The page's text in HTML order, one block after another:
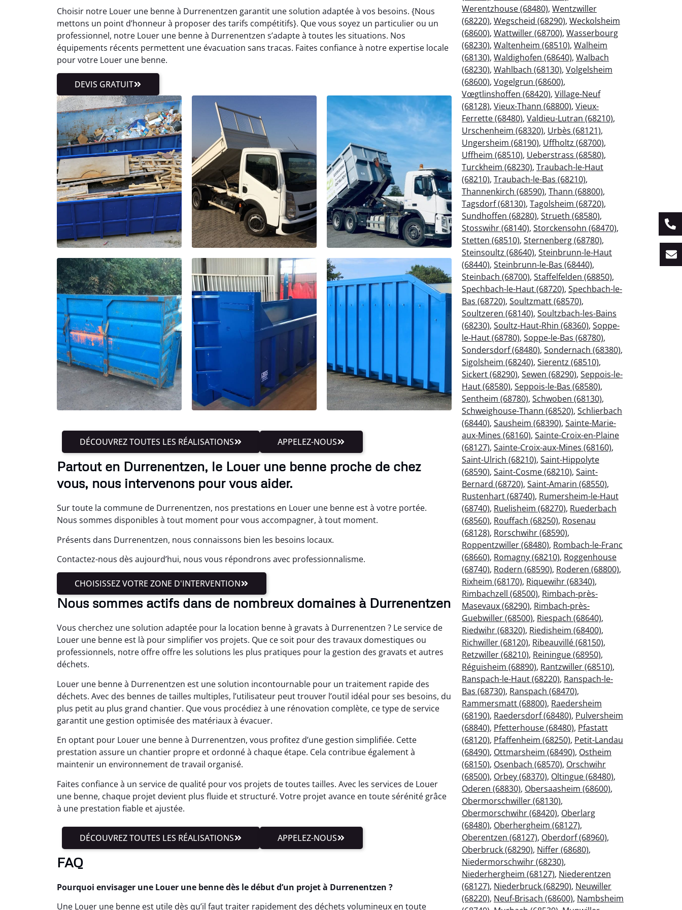
Choisir notre Louer une benne à Durrenentzen garantit une solution adaptée à vos besoins. {Nous
mettons un point d’honneur à proposer des tarifs compétitifs}. Que vous soyez un particulier ou un
professionnel, notre Louer une benne à Durrenentzen s’adapte à toutes les situations. Nos
équipements récents permettent une évacuation sans tracas. Faites confiance à notre expertise locale
pour votre Louer une benne.
DEVIS GRATUIT
DÉCOUVREZ TOUTES LES RÉALISATIONS APPELEZ-NOUS
Partout en Durrenentzen, le Louer une benne proche de chez
vous, nous intervenons pour vous aider.
Sur toute la commune de Durrenentzen, nos prestations en Louer une benne est à votre portée.
Nous sommes disponibles à tout moment pour vous accompagner, à tout moment.
Présents dans Durrenentzen, nous connaissons bien les besoins locaux.
Contactez-nous dès aujourd’hui, nous vous répondrons avec professionnalisme.
CHOISISSEZ VOTRE ZONE D'INTERVENTION
Nous sommes actifs dans de nombreux domaines à Durrenentzen
Vous cherchez une solution adaptée pour la location benne à gravats à Durrenentzen ? Le service de
Louer une benne est là pour simplifier vos projets. Que ce soit pour des travaux domestiques ou
professionnels, notre offre offre les solutions les plus pratiques pour la gestion des gravats et autres
déchets.
Louer une benne à Durrenentzen est une solution incontournable pour un traitement rapide des
déchets. Avec des bennes de tailles multiples, l’utilisateur peut trouver l’outil idéal pour ses besoins, du
plus petit au plus grand chantier. Que vous procédiez à une rénovation complète, ce type de service
garantit une gestion optimisée des matériaux à évacuer.
En optant pour Louer une benne à Durrenentzen, vous profitez d’une gestion simplifiée. Cette
prestation assure un chantier propre et ordonné à chaque étape. Cela contribue également à
maintenir un environnement de travail organisé.
Faites confiance à un service de qualité pour vos projets de toutes tailles. Avec les services de Louer
une benne, chaque projet devient plus fluide et structuré. Votre projet avance en toute sérénité grâce
à une prestation fiable et ajustée.
DÉCOUVREZ TOUTES LES RÉALISATIONS APPELEZ-NOUS
FAQ
Pourquoi envisager une Louer une benne dès le début d’un projet à Durrenentzen ?
Une Louer une benne est utile dès qu’il faut traiter rapidement des déchets volumineux en toute
Werentzhouse (68480), Wentzwiller
(68220), Wegscheid (68290), Weckolsheim
(68600), Wattwiller (68700), Wasserbourg
(68230), Waltenheim (68510), Walheim
(68130), Waldighofen (68640), Walbach
(68230), Wahlbach (68130), Volgelsheim
(68600), Vogelgrun (68600),
Vœgtlinshoffen (68420), Village-Neuf
(68128), Vieux-Thann (68800), Vieux-
Ferrette (68480), Valdieu-Lutran (68210),
Urschenheim (68320), Urbès (68121),
Ungersheim (68190), Uffholtz (68700),
Uffheim (68510), Ueberstrass (68580),
Turckheim (68230), Traubach-le-Haut
(68210), Traubach-le-Bas (68210),
Thannenkirch (68590), Thann (68800),
Tagsdorf (68130), Tagolsheim (68720),
Sundhoffen (68280), Strueth (68580),
Stosswihr (68140), Storckensohn (68470),
Stetten (68510), Sternenberg (68780),
Steinsoultz (68640), Steinbrunn-le-Haut
(68440), Steinbrunn-le-Bas (68440),
Steinbach (68700), Staffelfelden (68850),
Spechbach-le-Haut (68720), Spechbach-le-
Bas (68720), Soultzmatt (68570),
Soultzeren (68140), Soultzbach-les-Bains
(68230), Soultz-Haut-Rhin (68360), Soppe-
le-Haut (68780), Soppe-le-Bas (68780),
Sondersdorf (68480), Sondernach (68380),
Sigolsheim (68240), Sierentz (68510),
Sickert (68290), Sewen (68290), Seppois-le-
Haut (68580), Seppois-le-Bas (68580),
Sentheim (68780), Schwoben (68130),
Schweighouse-Thann (68520), Schlierbach
(68440), Sausheim (68390), Sainte-Marie-
aux-Mines (68160), Sainte-Croix-en-Plaine
(68127), Sainte-Croix-aux-Mines (68160),
Saint-Ulrich (68210), Saint-Hippolyte
(68590), Saint-Cosme (68210), Saint-
Bernard (68720), Saint-Amarin (68550),
Rustenhart (68740), Rumersheim-le-Haut
(68740), Ruelisheim (68270), Ruederbach
(68560), Rouffach (68250), Rosenau
(68128), Rorschwihr (68590),
Roppentzwiller (68480), Rombach-le-Franc
(68660), Romagny (68210), Roggenhouse
(68740), Rodern (68590), Roderen (68800),
Rixheim (68170), Riquewihr (68340),
Rimbachzell (68500), Rimbach-près-
Masevaux (68290), Rimbach-près-
Guebwiller (68500), Riespach (68640),
Riedwihr (68320), Riedisheim (68400),
Richwiller (68120), Ribeauvillé (68150),
Retzwiller (68210), Reiningue (68950),
Réguisheim (68890), Rantzwiller (68510),
Ranspach-le-Haut (68220), Ranspach-le-
Bas (68730), Ranspach (68470),
Rammersmatt (68800), Raedersheim
(68190), Raedersdorf (68480), Pulversheim
(68840), Pfetterhouse (68480), Pfastatt
(68120), Pfaffenheim (68250), Petit-Landau
(68490), Ottmarsheim (68490), Ostheim
(68150), Osenbach (68570), Orschwihr
(68500), Orbey (68370), Oltingue (68480),
Oderen (68830), Obersaasheim (68600),
Obermorschwiller (68130),
Obermorschwihr (68420), Oberlarg
(68480), Oberhergheim (68127),
Oberentzen (68127), Oberdorf (68960),
Oberbruck (68290), Niffer (68680),
Niedermorschwihr (68230),
Niederhergheim (68127), Niederentzen
(68127), Niederbruck (68290), Neuwiller
(68220), Neuf-Brisach (68600), Nambsheim